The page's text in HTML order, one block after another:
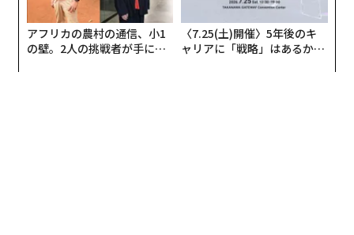
アフリカの農村の通信、小1
の壁。2人の挑戦者が手にし
〈7.25(土)開催〉5年後のキ
ャリアに「戦略」はあるか。